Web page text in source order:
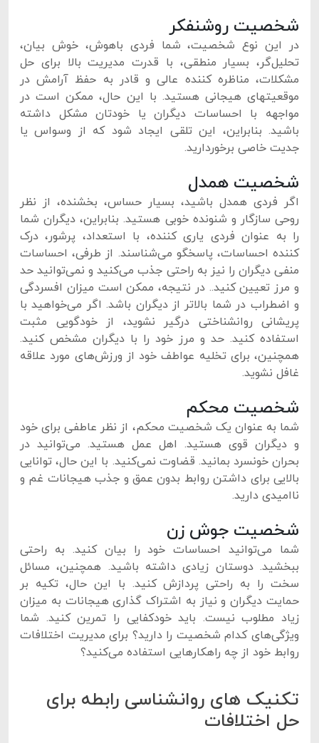
شخصیت روشنفکر
در این نوع شخصیت، شما فردی باهوش، خوش بیان،
تحلیل‌گر، بسیار منطقی، با قدرت مدیریت بالا برای حل
مشکلات، مناظره کننده عالی و قادر به حفظ آرامش در
موقعیت‎های هیجانی هستید. با این حال، ممکن است در
مواجهه با احساسات دیگران یا خودتان مشکل داشته
باشید. بنابراین، این تلقی ایجاد شود که از وسواس یا
جدیت خاصی برخوردارید.
شخصیت همدل
اگر فردی همدل باشید، بسیار حساس، بخشنده، از نظر
روحی سازگار و شنونده خوبی هستید. بنابراین، دیگران شما
را به عنوان فردی یاری کننده، با استعداد، پرشور، درک
کننده احساسات، پاسخگو می‌شناسند. از طرفی، احساسات
منفی دیگران را نیز به راحتی جذب می‌کنید و نمی‌توانید حد
و مرز تعیین کنید.. در نتیجه، ممکن است میزان افسردگی
و اضطراب در شما بالاتر از دیگران باشد. اگر می‌خواهید با
پریشانی روانشناختی درگیر نشوید، از خودگویی مثبت
استفاده کنید. حد و مرز خود را با دیگران مشخص کنید.
همچنین، برای تخلیه عواطف خود از ورزش‌های مورد علاقه
غافل نشوید.
شخصیت محکم
شما به عنوان یک شخصیت‌ محکم، از نظر عاطفی برای خود
و دیگران قوی هستید. اهل عمل هستید. می‌توانید در
بحران خونسرد بمانید. قضاوت نمی‌کنید. با این حال، توانایی
بالایی برای داشتن روابط بدون عمق و جذب هیجانات غم و
ناامیدی دارید.
شخصیت جوش زن
شما می‌توانید احساسات خود را بیان کنید. به راحتی
ببخشید. دوستان زیادی داشته باشید. همچنین، مسائل
سخت را به راحتی پردازش کنید. با این حال، تکیه بر
حمایت دیگران و نیاز به اشتراک گذاری هیجانات به میزان
زیاد مطلوب نیست. باید خودکفایی را تمرین کنید. شما
ویژگی‌های کدام شخصیت را دارید؟ برای مدیریت اختلافات
روابط خود از چه راهکارهایی استفاده می‌کنید؟
تکنیک های روانشناسی رابطه برای
حل اختلافات